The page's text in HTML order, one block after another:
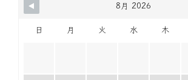
8月 2026
日 月 火 水 木